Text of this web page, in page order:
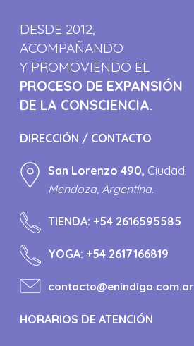
DESDE 2012,
ACOMPAÑANDO
Y PROMOVIENDO EL
PROCESO DE EXPANSIÓN
DE LA CONSCIENCIA.
DIRECCIÓN / CONTACTO
San Lorenzo 490, Ciudad.
Mendoza, Argentina.
TIENDA:+54 2616595585
YOGA:+54 2617166819
contacto@enindigo.com.ar
HORARIOS DE ATENCIÓN